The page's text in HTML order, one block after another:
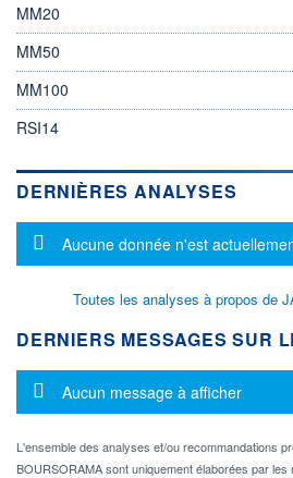
MM20
MM50
MM100
RSI14
DERNIÈRES ANALYSES
Message d'information
Aucune donnée n'est
Toutes les analyses à propos de
DERNIERS MESSAGES SUR
Message d'information
Aucun message à afficher
L'ensemble des analyses et/ou recommandations
BOURSORAMA sont uniquement élaborées par